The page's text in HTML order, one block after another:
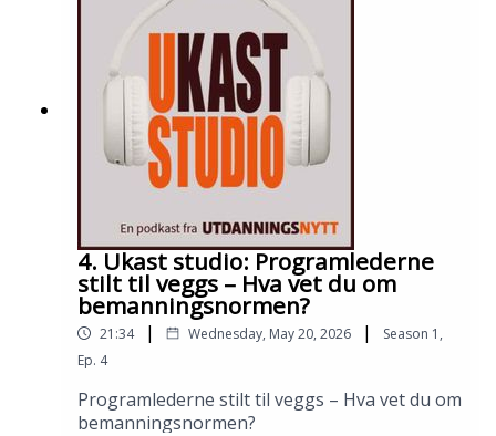
4. Ukast studio: Programlederne
stilt til veggs – Hva vet du om
bemanningsnormen?
21:34 | Wednesday, May 20, 2026 | Season 1 ,
Ep. 4
Programlederne stilt til veggs – Hva vet du om
bemanningsnormen?